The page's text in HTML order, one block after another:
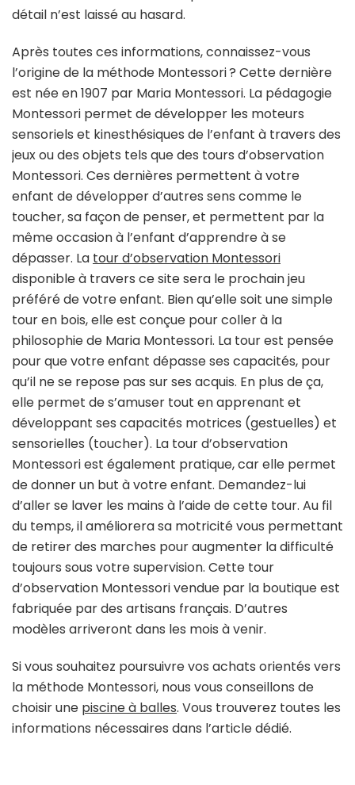
détail n’est laissé au hasard.
Après toutes ces informations, connaissez-vous
l’origine de la méthode Montessori ? Cette dernière
est née en 1907 par Maria Montessori. La pédagogie
Montessori permet de développer les moteurs
sensoriels et kinesthésiques de l’enfant à travers des
jeux ou des objets tels que des tours d’observation
Montessori. Ces dernières permettent à votre
enfant de développer d’autres sens comme le
toucher, sa façon de penser, et permettent par la
même occasion à l’enfant d’apprendre à se
dépasser. La tour d’observation Montessori
disponible à travers ce site sera le prochain jeu
préféré de votre enfant. Bien qu’elle soit une simple
tour en bois, elle est conçue pour coller à la
philosophie de Maria Montessori. La tour est pensée
pour que votre enfant dépasse ses capacités, pour
qu’il ne se repose pas sur ses acquis. En plus de ça,
elle permet de s’amuser tout en apprenant et
développant ses capacités motrices (gestuelles) et
sensorielles (toucher). La tour d’observation
Montessori est également pratique, car elle permet
de donner un but à votre enfant. Demandez-lui
d’aller se laver les mains à l’aide de cette tour. Au fil
du temps, il améliorera sa motricité vous permettant
de retirer des marches pour augmenter la difficulté
toujours sous votre supervision. Cette tour
d’observation Montessori vendue par la boutique est
fabriquée par des artisans français. D’autres
modèles arriveront dans les mois à venir.
Si vous souhaitez poursuivre vos achats orientés vers
la méthode Montessori, nous vous conseillons de
choisir une piscine à balles. Vous trouverez toutes les
informations nécessaires dans l’article dédié.